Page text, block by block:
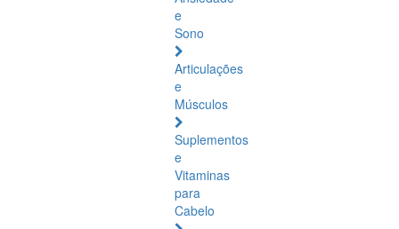
e
Sono
Articulações
e
Músculos
Suplementos
e
Vitaminas
para
Cabelo